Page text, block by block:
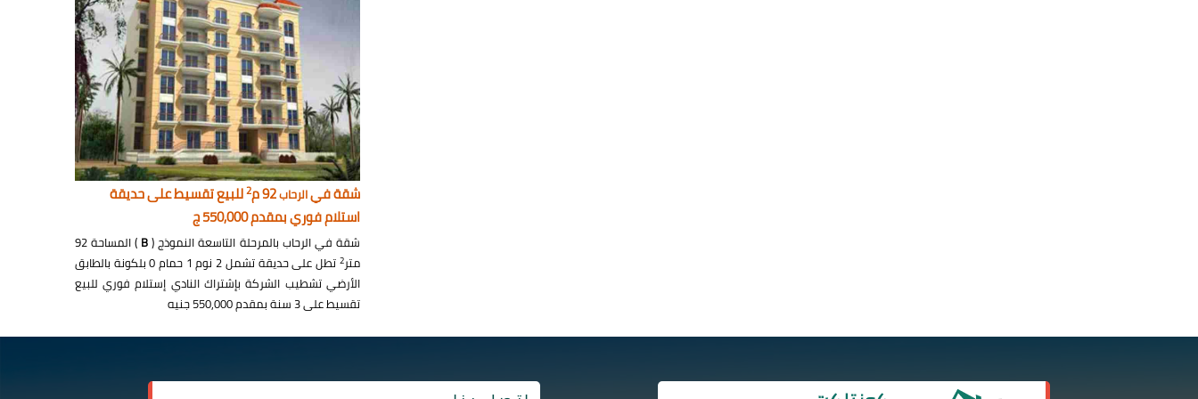
شقة فيالرحاب92 م 2للبيع تقسيط على حديقة
استلام فوري بمقدم 550,000 ج
شقة في الرحاب بالمرحلة التاسعة النموذج (B
) المساحة 92
متر2
تطل على حديقة تشمل 2 نوم 1 حمام 0 بلكونة بالطابق
الأرضي تشطيب الشركة بإشتراك النادي إستلام فوري للبيع
تقسيط على 3 سنة بمقدم 550,000 جنيه